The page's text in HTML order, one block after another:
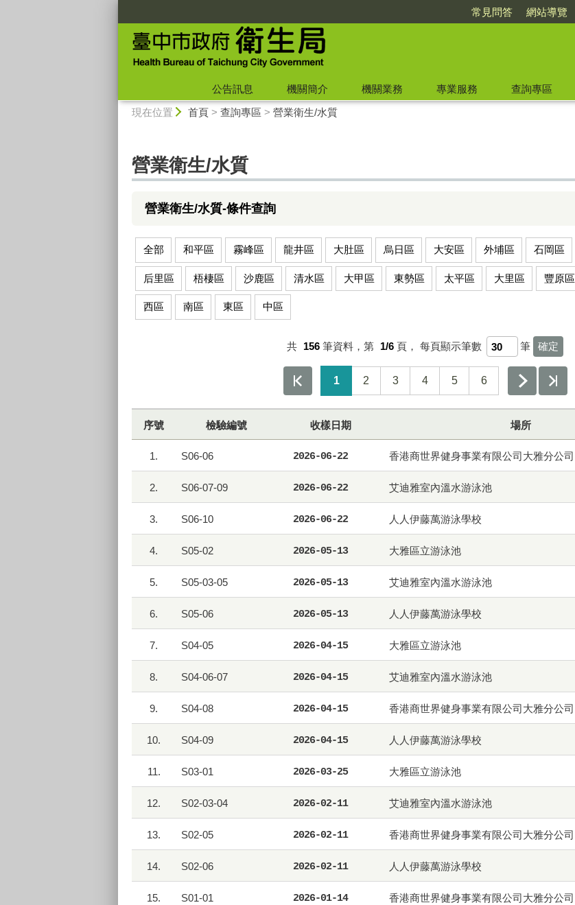
常見問答 網站導覽
公告訊息 機關簡介 機關業務 專業服務 查詢專區
現在位置 首頁> 查詢專區 > 營業衛生/水質
營業衛生/水質
營業衛生/水質-條件查詢
全部 和平區 霧峰區 龍井區 大肚區 烏日區 大安區 外埔區 石岡區
后里區 梧棲區 沙鹿區 清水區 大甲區 東勢區 太平區 大里區 豐原區
西區 南區 東區 中區
共 156 筆資料，第 1/6 頁， 每頁顯示筆數 筆
1 2 3 4 5 6
序號 檢驗編號 收樣日期 場所
1. S06-06 2026-06-22 香港商世界健身事業有限公司大雅分公司
2. S06-07-09 2026-06-22 艾迪雅室內溫水游泳池
3. S06-10 2026-06-22 人人伊藤萬游泳學校
4. S05-02 2026-05-13 大雅區立游泳池
5. S05-03-05 2026-05-13 艾迪雅室內溫水游泳池
6. S05-06 2026-05-13 人人伊藤萬游泳學校
7. S04-05 2026-04-15 大雅區立游泳池
8. S04-06-07 2026-04-15 艾迪雅室內溫水游泳池
9. S04-08 2026-04-15 香港商世界健身事業有限公司大雅分公司
10. S04-09 2026-04-15 人人伊藤萬游泳學校
11. S03-01 2026-03-25 大雅區立游泳池
12. S02-03-04 2026-02-11 艾迪雅室內溫水游泳池
13. S02-05 2026-02-11 香港商世界健身事業有限公司大雅分公司
14. S02-06 2026-02-11 人人伊藤萬游泳學校
15. S01-01 2026-01-14 香港商世界健身事業有限公司大雅分公司